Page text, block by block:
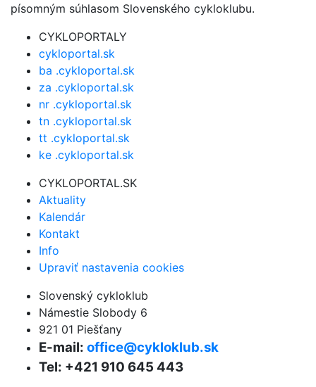
písomným súhlasom Slovenského cykloklubu.
CYKLOPORTALY
cykloportal.sk
ba .cykloportal.sk
za .cykloportal.sk
nr .cykloportal.sk
tn .cykloportal.sk
tt .cykloportal.sk
ke .cykloportal.sk
CYKLOPORTAL.SK
Aktuality
Kalendár
Kontakt
Info
Upraviť nastavenia cookies
Slovenský cykloklub
Námestie Slobody 6
921 01 Piešťany
E-mail: office@cykloklub.sk
Tel: +421 910 645 443